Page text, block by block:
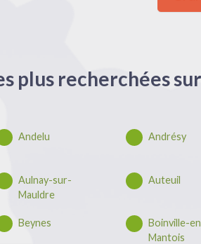
plus recherchées
Andelu Andrésy
Aulnay-sur-
Mauldre
Auteuil
Beynes
Boinville-
Mantois